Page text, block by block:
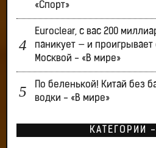
«Спорт»
Euroclear, с вас 200
паникует — и
Москвой - «В мире»
По беленькой! Китай без
водки - «В мире»
КАТЕГОРИИ -